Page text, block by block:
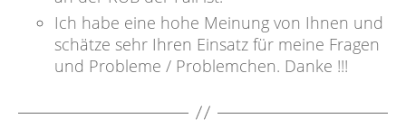
Ich habe eine hohe Meinung von Ihnen und
schätze sehr Ihren Einsatz für meine Fragen
und Probleme / Problemchen. Danke !!!